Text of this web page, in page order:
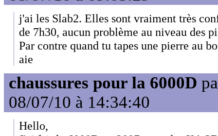
j'ai les Slab2. Elles sont vraiment très
de 7h30, aucun problème au niveau des
Par contre quand tu tapes une pierre au
aie
chaussures pour la 6000D
08/07/10 à 14:34:40
Hello,